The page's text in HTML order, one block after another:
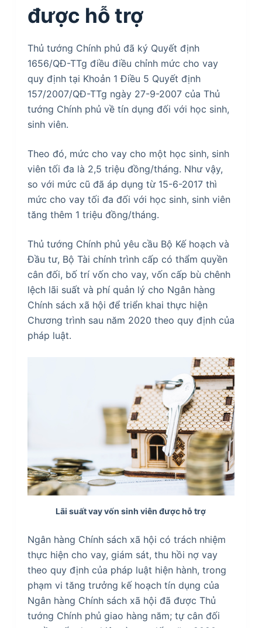
được hỗ trợ
Thủ tướng Chính phủ đã ký Quyết định
1656/QĐ-TTg điều điều chỉnh mức cho vay
quy định tại Khoản 1 Điều 5 Quyết định
157/2007/QĐ-TTg ngày 27-9-2007 của Thủ
tướng Chính phủ về tín dụng đối với học sinh,
sinh viên.
Theo đó, mức cho vay cho một học sinh, sinh
viên tối đa là 2,5 triệu đồng/tháng. Như vậy,
so với mức cũ đã áp dụng từ 15-6-2017 thì
mức cho vay tối đa đối với học sinh, sinh viên
tăng thêm 1 triệu đồng/tháng.
Thủ tướng Chính phủ yêu cầu Bộ Kế hoạch và
Đầu tư, Bộ Tài chính trình cấp có thẩm quyền
cân đối, bố trí vốn cho vay, vốn cấp bù chênh
lệch lãi suất và phí quản lý cho Ngân hàng
Chính sách xã hội để triển khai thực hiện
Chương trình sau năm 2020 theo quy định của
pháp luật.
Lãi suất vay vốn sinh viên được hỗ trợ
Ngân hàng Chính sách xã hội có trách nhiệm
thực hiện cho vay, giám sát, thu hồi nợ vay
theo quy định của pháp luật hiện hành, trong
phạm vi tăng trưởng kế hoạch tín dụng của
Ngân hàng Chính sách xã hội đã được Thủ
tướng Chính phủ giao hàng năm; tự cân đối